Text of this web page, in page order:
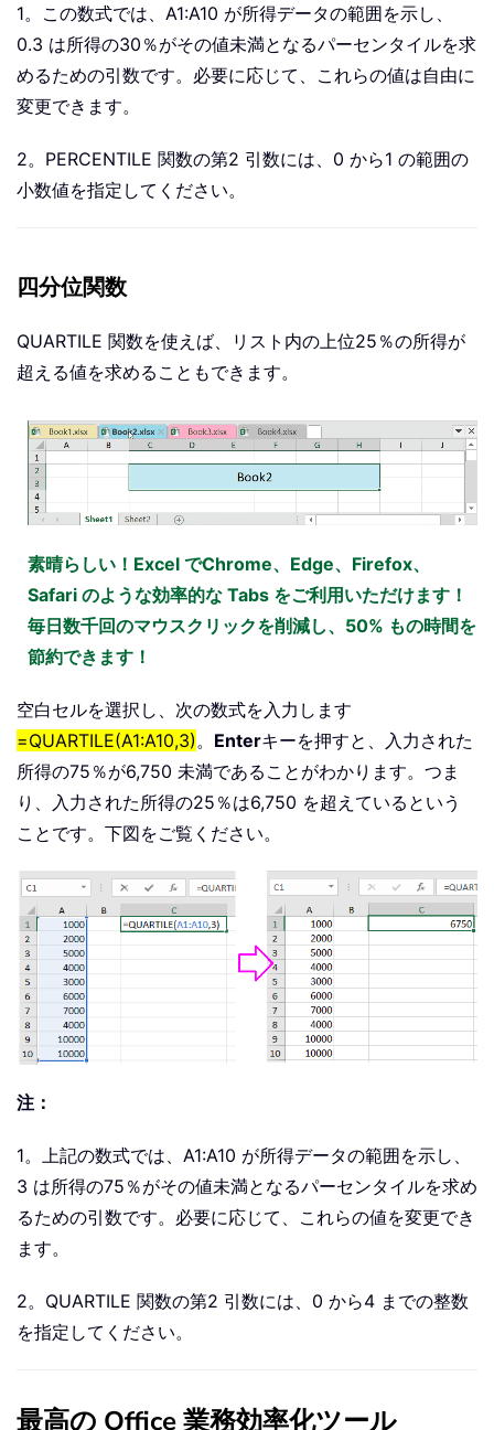
1。この数式では、A1:A10 が所得データの範囲を示し、
0.3 は所得の30％がその値未満となるパーセンタイルを求
めるための引数です。必要に応じて、これらの値は自由に
変更できます。
2。PERCENTILE 関数の第2 引数には、0 から1 の範囲の
小数値を指定してください。
四分位関数
QUARTILE 関数を使えば、リスト内の上位25％の所得が
超える値を求めることもできます。
素晴らしい！Excel でChrome、Edge、Firefox、
Safari のような効率的な Tabs をご利用いただけます！
毎日数千回のマウスクリックを削減し、50% もの時間を
節約できます！
空白セルを選択し、次の数式を入力します
=QUARTILE(A1:A10,3) 。 Enterキーを押すと、入力された
所得の75％が6,750 未満であることがわかります。つま
り、入力された所得の25％は6,750 を超えているという
ことです。下図をご覧ください。
注：
1。上記の数式では、A1:A10 が所得データの範囲を示し、
3 は所得の75％がその値未満となるパーセンタイルを求め
るための引数です。必要に応じて、これらの値を変更でき
ます。
2。QUARTILE 関数の第2 引数には、0 から4 までの整数
を指定してください。
最高の Office 業務効率化ツール